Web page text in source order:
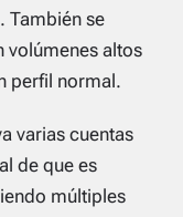
También se
volúmenes altos
perfil normal.
varias cuentas
de que es
múltiples